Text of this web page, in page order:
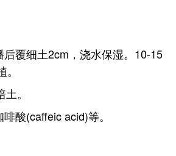
覆细土2cm，浇水保湿。10-15
。
酸(caffeic acid)等。